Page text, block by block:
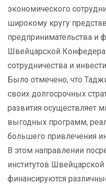
экономического
широкому кругу
предпринимательства и
Швейцарской
сотрудничества и
Было отмечено, что
своих долгосрочных
развития осуществляет
выгодных программ,
большего привлечения
В этом направлении
институтов
финансируются